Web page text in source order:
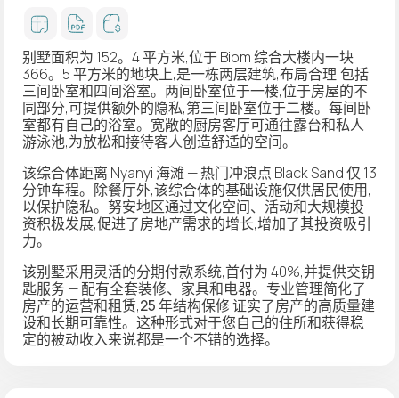
别墅面积为 152。4 平方米,位于 Biom 综合大楼内一块
366。5 平方米的地块上,是一栋两层建筑,布局合理,包括
三间卧室和四间浴室。两间卧室位于一楼,位于房屋的不
同部分,可提供额外的隐私,第三间卧室位于二楼。每间卧
室都有自己的浴室。宽敞的厨房客厅可通往露台和私人
游泳池,为放松和接待客人创造舒适的空间。
该综合体距离 Nyanyi 海滩 — 热门冲浪点 Black Sand 仅 13
分钟车程。除餐厅外,该综合体的基础设施仅供居民使用,
以保护隐私。努安地区通过文化空间、活动和大规模投
资积极发展,促进了房地产需求的增长,增加了其投资吸引
力。
该别墅采用灵活的分期付款系统,首付为 40%,并提供交钥
匙服务 — 配有全套装修、家具和电器。专业管理简化了
房产的运营和租赁,25 年结构保修证实了房产的高质量建
设和长期可靠性。这种形式对于您自己的住所和获得稳
定的被动收入来说都是一个不错的选择。